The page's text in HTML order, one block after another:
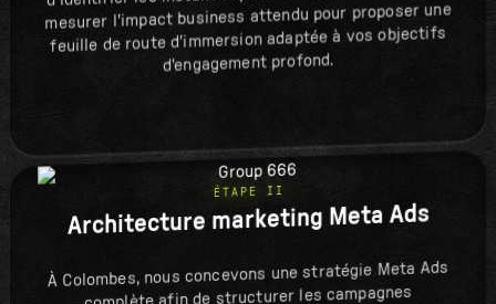
mesurer l'impact business attendu pour proposer une
feuille de route d'immersion adaptée à vos objectifs
d'engagement profond.
ÉTAPE II
Architecture marketing Meta Ads
À Colombes, nous concevons une stratégie Meta Ads
complète afin de structurer les campagnes